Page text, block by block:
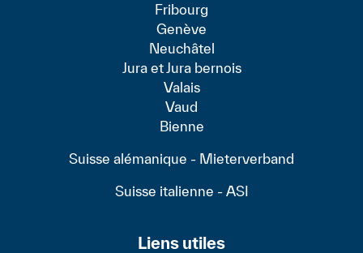
Fribourg
Genève
Neuchâtel
Jura et Jura bernois
Valais
Vaud
Bienne
Suisse alémanique - Mieterverband
Suisse italienne - ASI
Liens utiles